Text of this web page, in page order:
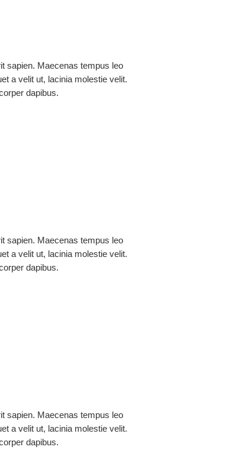
sapien. Maecenas tempus leo
a velit ut, lacinia molestie velit.
dapibus.
sapien. Maecenas tempus leo
a velit ut, lacinia molestie velit.
dapibus.
sapien. Maecenas tempus leo
a velit ut, lacinia molestie velit.
dapibus.